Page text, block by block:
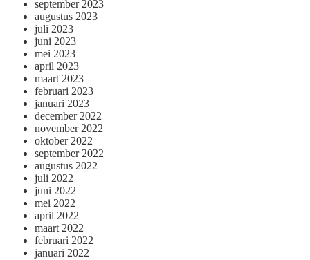
september 2023
augustus 2023
juli 2023
juni 2023
mei 2023
april 2023
maart 2023
februari 2023
januari 2023
december 2022
november 2022
oktober 2022
september 2022
augustus 2022
juli 2022
juni 2022
mei 2022
april 2022
maart 2022
februari 2022
januari 2022